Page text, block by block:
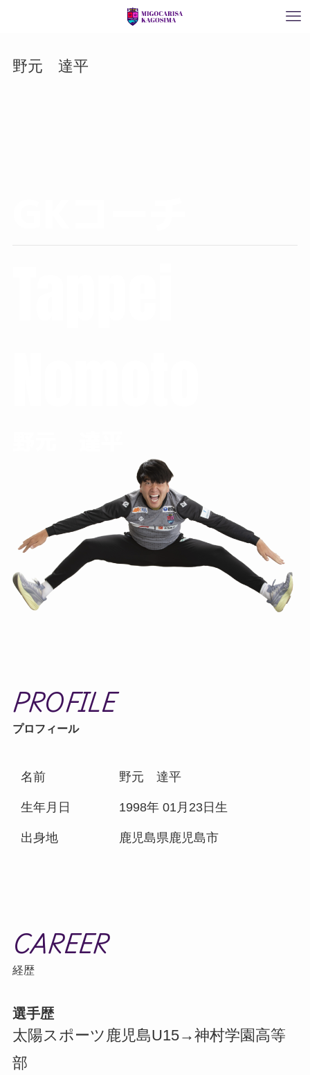
野元 達平
PROFILE
プロフィール
名前 野元 達平
生年月日 1998年 01月23日生
出身地 鹿児島県鹿児島市
CAREER
経歴
選手歴
太陽スポーツ鹿児島U15→神村学園高等
部